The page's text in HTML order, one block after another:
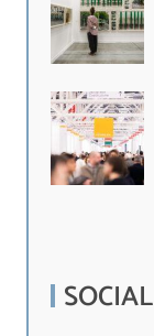
SOCIAL